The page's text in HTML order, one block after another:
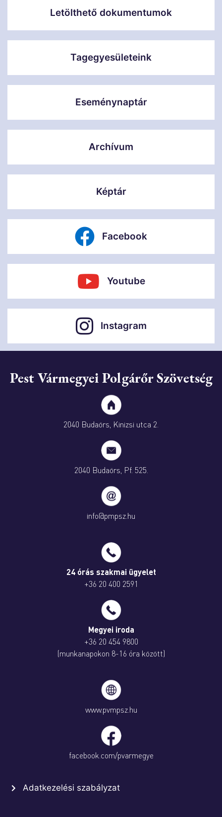
Letölthető dokumentumok
Tagegyesületeink
Eseménynaptár
Archívum
Képtár
Facebook
Youtube
Instagram
Pest Vármegyei Polgárőr Szövetség
2040 Budaörs, Kinizsi utca 2.
2040 Budaörs, Pf. 525.
info@pmpsz.hu
24 órás szakmai ügyelet
+36 20 400 2591
Megyei iroda
+36 20 454 9800
(munkanapokon 8-16 óra között)
www.pvmpsz.hu
facebook.com/pvarmegye
Adatkezelési szabályzat